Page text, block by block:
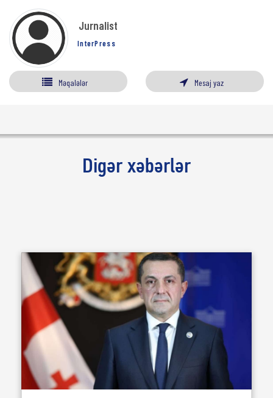
Jurnalist
InterPress
Məqalələr Mesaj yaz
Digər xəbərlər